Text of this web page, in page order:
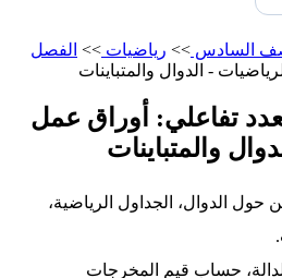
السادس >> رياضيات >> الفصل
- الدوال والمتباينات
تفاعلي: أوراق عمل
والمتباينات
حول الدوال، الجداول الرياضية،
حساب قيم المخرجات